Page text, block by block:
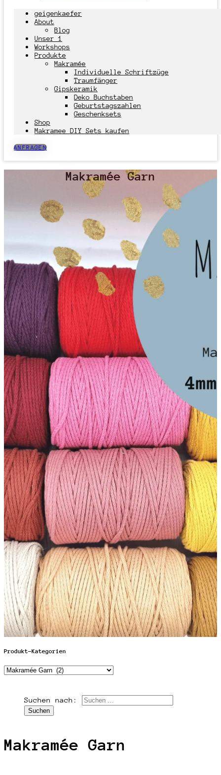
geigenkaefer
About
Blog
Unser 1
Workshops
Produkte
Makramée
Individuelle Schriftzüge
Traumfänger
Gipskeramik
Deko Buchstaben
Geburtstagszahlen
Geschenksets
Shop
Makramee DIY Sets kaufen
ANFRAGEN
Makramée Garn
Produkt-Kategorien
Suchen nach:
Makramée Garn